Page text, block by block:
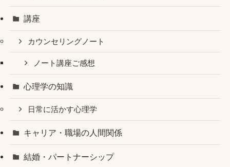
講座
カウンセリングノート
ノート講座ご感想
心理学の知識
日常に活かす心理学
キャリア・職場の人間関係
結婚・パートナーシップ